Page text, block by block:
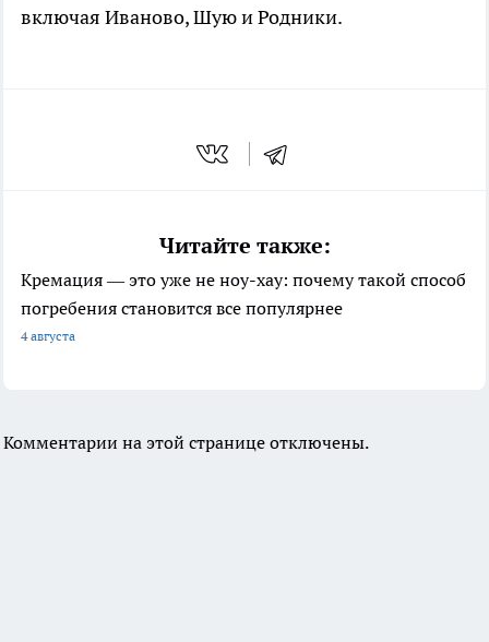
включая Иваново, Шую и Родники.
Читайте также:
Кремация — это уже не ноу-хау: почему такой способ
погребения становится все популярнее
4 августа
Комментарии на этой странице отключены.